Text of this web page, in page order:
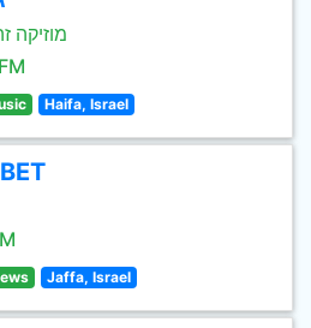
מוזיקה
Haifa, Israel
Jaffa, Israel